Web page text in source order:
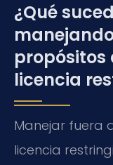
¿Qué
propósitos
licencia
Manejar fuera
licencia